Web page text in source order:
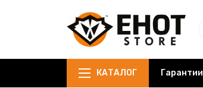
КАТАЛОГ Гарантии